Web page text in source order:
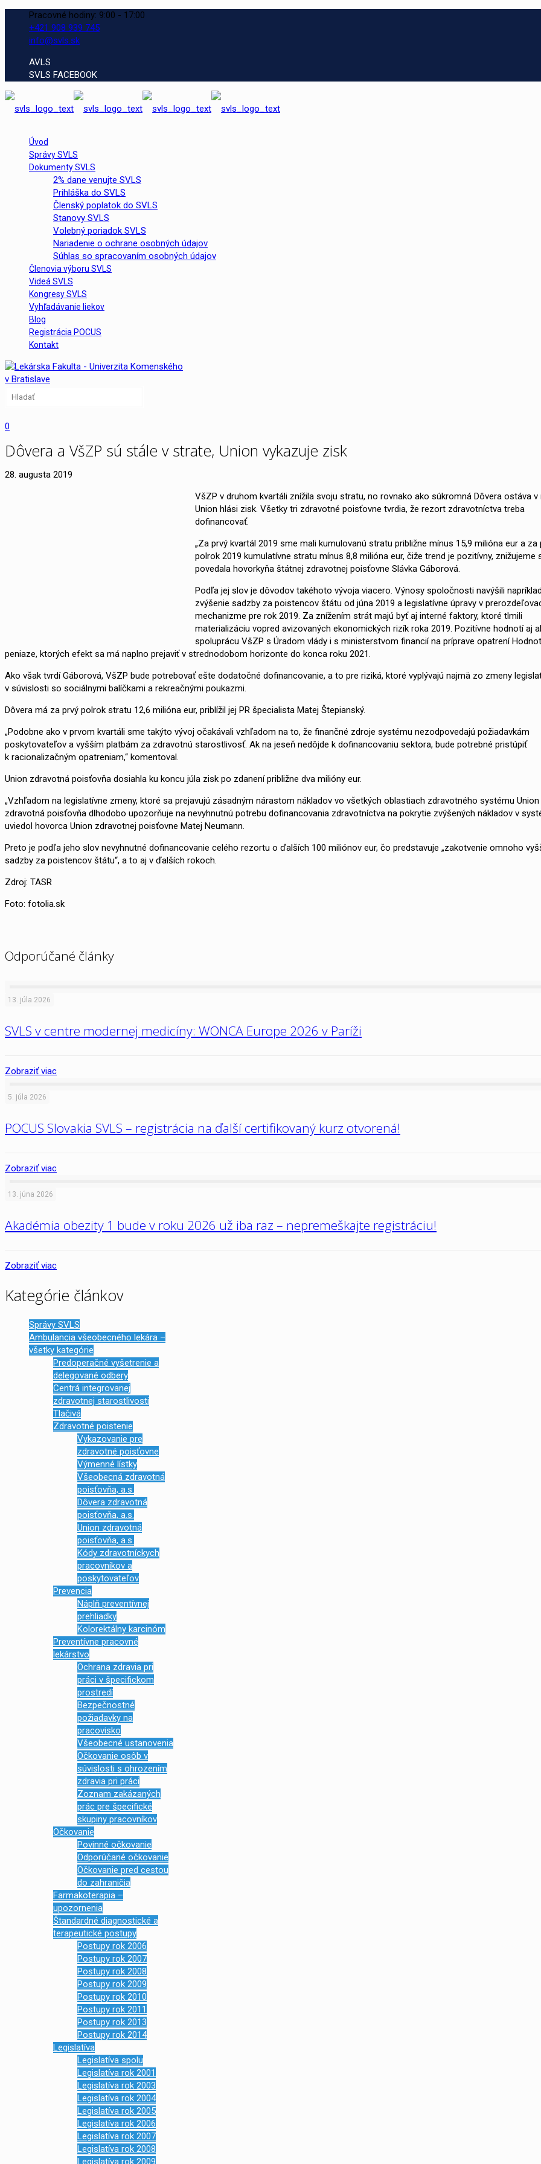
Pracovné hodiny: 9:00 - 17:00
+421 908 939 745
info@svls.sk
AVLS
SVLS FACEBOOK
Úvod
Správy SVLS
Dokumenty SVLS
2% dane venujte SVLS
Prihláška do SVLS
Členský poplatok do SVLS
Stanovy SVLS
Volebný poriadok SVLS
Nariadenie o ochrane osobných údajov
Súhlas so spracovaním osobných údajov
Členovia výboru SVLS
Videá SVLS
Kongresy SVLS
Vyhľadávanie liekov
Blog
Registrácia POCUS
Kontakt
0
Dôvera a VšZP sú stále v strate, Union vykazuje zisk
28. augusta 2019
VšZP v druhom kvartáli znížila svoju stratu, no rovnako ako súkromná Dôvera ostáva v
Union hlási zisk. Všetky tri zdravotné poisťovne tvrdia, že rezort zdravotníctva treba
dofinancovať.
„Za prvý kvartál 2019 sme mali kumulovanú stratu približne mínus 15,9 milióna eur a za
polrok 2019 kumulatívne stratu mínus 8,8 milióna eur, čiže trend je pozitívny, znižujeme
povedala hovorkyňa štátnej zdravotnej poisťovne Slávka Gáborová.
Podľa jej slov je dôvodov takéhoto vývoja viacero. Výnosy spoločnosti navýšili napríklad
zvýšenie sadzby za poistencov štátu od júna 2019 a legislatívne úpravy v
mechanizme pre rok 2019. Za znížením strát majú byť aj interné faktory, ktoré tlmili
materializáciu vopred avizovaných ekonomických rizík roka 2019. Pozitívne hodnotí aj
spoluprácu VšZP s Úradom vlády i s ministerstvom financií na príprave opatrení
peniaze, ktorých efekt sa má naplno prejaviť v strednodobom horizonte do konca roku 2021.
Ako však tvrdí Gáborová, VšZP bude potrebovať ešte dodatočné dofinancovanie, a to pre riziká, ktoré vyplývajú najmä zo zmeny
v súvislosti so sociálnymi balíčkami a rekreačnými poukazmi.
Dôvera má za prvý polrok stratu 12,6 milióna eur, priblížil jej PR špecialista Matej Štepianský.
„Podobne ako v prvom kvartáli sme takýto vývoj očakávali vzhľadom na to, že finančné zdroje systému nezodpovedajú požiadavkám
poskytovateľov a vyšším platbám za zdravotnú starostlivosť. Ak na jeseň nedôjde k dofinancovaniu sektora, bude potrebné pristúpiť
k racionalizačným opatreniam,“ komentoval.
Union zdravotná poisťovňa dosiahla ku koncu júla zisk po zdanení približne dva milióny eur.
„Vzhľadom na legislatívne zmeny, ktoré sa prejavujú zásadným nárastom nákladov vo všetkých oblastiach zdravotného systému Union
zdravotná poisťovňa dlhodobo upozorňuje na nevyhnutnú potrebu dofinancovania zdravotníctva na pokrytie zvýšených nákladov v
uviedol hovorca Union zdravotnej poisťovne Matej Neumann.
Preto je podľa jeho slov nevyhnutné dofinancovanie celého rezortu o ďalších 100 miliónov eur, čo predstavuje „zakotvenie omnoho
sadzby za poistencov štátu“, a to aj v ďalších rokoch.
Zdroj: TASR
Foto: fotolia.sk
Odporúčané články
13. júla 2026
SVLS v centre modernej medicíny: WONCA Europe 2026 v Paríži
Zobraziť viac
5. júla 2026
POCUS Slovakia SVLS – registrácia na ďalší certifikovaný kurz otvorená!
Zobraziť viac
13. júna 2026
Akadémia obezity 1 bude v roku 2026 už iba raz – nepremeškajte registráciu!
Zobraziť viac
Kategórie článkov
Správy SVLS
Ambulancia všeobecného lekára –
všetky kategórie
Predoperačné vyšetrenie a
delegované odbery
Centrá integrovanej
zdravotnej starostlivosti
Tlačivá
Zdravotné poistenie
Vykazovanie pre
zdravotné poisťovne
Výmenné lístky
Všeobecná zdravotná
poisťovňa, a.s.
Dôvera zdravotná
poisťovňa, a.s.
Union zdravotná
poisťovňa, a.s.
Kódy zdravotníckych
pracovníkov a
poskytovateľov
Prevencia
Náplň preventívnej
prehliadky
Kolorektálny karcinóm
Preventívne pracovné
lekárstvo
Ochrana zdravia pri
práci v špecifickom
prostredí
Bezpečnostné
požiadavky na
pracovisko
Všeobecné ustanovenia
Očkovanie osôb v
súvislosti s ohrozením
zdravia pri práci
Zoznam zakázaných
prác pre špecifické
skupiny pracovníkov
Očkovanie
Povinné očkovanie
Odporúčané očkovanie
Očkovanie pred cestou
do zahraničia
Farmakoterapia –
upozornenia
Štandardné diagnostické a
terapeutické postupy
Postupy rok 2006
Postupy rok 2007
Postupy rok 2008
Postupy rok 2009
Postupy rok 2010
Postupy rok 2011
Postupy rok 2013
Postupy rok 2014
Legislatíva
Legislatíva spolu
Legislatíva rok 2001
Legislatíva rok 2003
Legislatíva rok 2004
Legislatíva rok 2005
Legislatíva rok 2006
Legislatíva rok 2007
Legislatíva rok 2008
Legislatíva rok 2009